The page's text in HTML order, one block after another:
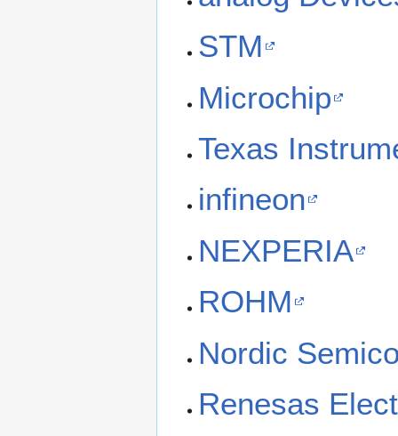
STM
Microchip
Texas
infineon
NEXPERIA
ROHM
Nordic
Renesas